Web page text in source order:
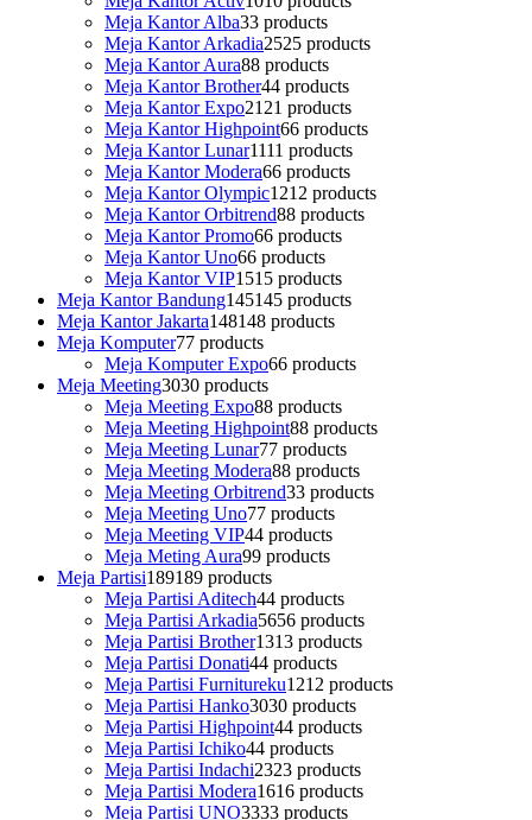
Meja Kantor Alba33 products
Meja Kantor Arkadia2525 products
Meja Kantor Aura88 products
Meja Kantor Brother44 products
Meja Kantor Expo21 21 products
Meja Kantor Highpoint66 products
Meja Kantor Lunar1111 products
Meja Kantor Modera66 products
Meja Kantor Olympic1212 products
Meja Kantor Orbitrend88 products
Meja Kantor Promo66 products
Meja Kantor Uno66 products
Meja Kantor VIP1515 products
Meja Kantor Bandung145145 products
Meja Kantor Jakarta148148 products
Meja Komputer77 products
Meja Komputer Expo66 products
Meja Meeting3030 products
Meja Meeting Expo88 products
Meja Meeting Highpoint88 products
Meja Meeting Lunar77 products
Meja Meeting Modera88 products
Meja Meeting Orbitrend33 products
Meja Meeting Uno77 products
Meja Meeting VIP44 products
Meja Meting Aura99 products
Meja Partisi189189 products
Meja Partisi Aditech44 products
Meja Partisi Arkadia5656 products
Meja Partisi Brother1313 products
Meja Partisi Donati44 products
Meja Partisi Furnitureku1212 products
Meja Partisi Hanko3030 products
Meja Partisi Highpoint44 products
Meja Partisi Ichiko44 products
Meja Partisi Indachi2323 products
Meja Partisi Modera1616 products
Meja Partisi UNO3333 products